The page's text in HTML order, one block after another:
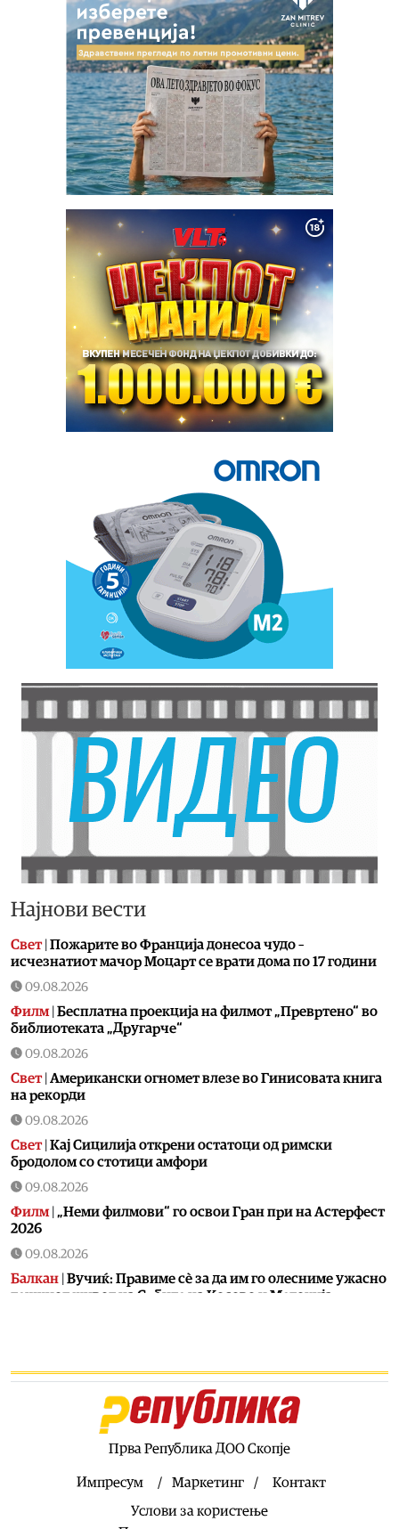
Најнови вести
Свет| Пожарите во Франција донесоа чудо –
исчезнатиот мачор Моцарт се врати дома по 17 години
09.08.2026
Филм Бесплатна проекција на филмот „Превртено“ во
библиотеката „Другарче“
09.08.2026
Свет| Американски огномет влезе во Гинисовата книга
на рекорди
09.08.2026
Свет| Кај Сицилија открени остатоци од римски
бродолом со стотици амфори
09.08.2026
Филм „Неми филмови“ го освои Гран при на Астерфест
2026
09.08.2026
Балкан Вучиќ: Правиме сè за да им го олесниме ужасно
тешкиот живот на Србите на Косово и Метохија
бугарското МНР на разговор
Протестите во Албанија влегоа во 70-ти ден
На граничните премини Табановце, Пелинце
и по повеќе од еден час
Прва Република ДОО Скопје
Импресум Маркетинг
Контакт
Услови за користење